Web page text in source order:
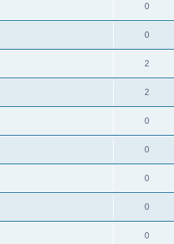
0
0
2
2
0
0
0
0
0